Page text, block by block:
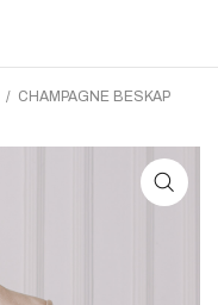
/ CHAMPAGNE BESKAP